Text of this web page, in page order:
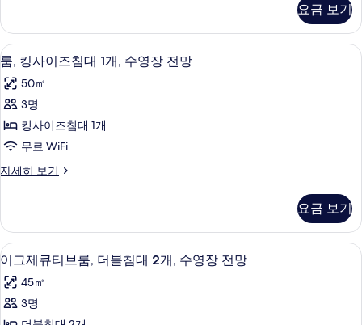
킹
사
이
즈
침
대
1
개,
니
(Retreat
Pool
Suite,
Executive
티
브
스
위
트,
킹
이
즈
대
코
니
(Retreat
Pool
Suite,
Executive
Lounge
요금 보기
룸,
킹
사
이
즈
침
대
개,
수
영
장
전
7
룸, 킹사이즈침대 1개, 수영장 전망
50㎡
3명
킹사이즈침대 1개
무료 WiFi
자세히 보기
룸,
즈
침
대
개,
수
요금 보기
이
그
제
큐
고급 침구, 오리/거위털 이불, 미니바,
8
이그제큐티브룸, 더블침대 2개, 수영장 전망
45㎡
3명